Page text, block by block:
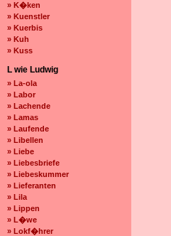
» K�ken
» Kuenstler
» Kuerbis
» Kuh
» Kuss
L wie Ludwig
» La-ola
» Labor
» Lachende
» Lamas
» Laufende
» Libellen
» Liebe
» Liebesbriefe
» Liebeskummer
» Lieferanten
» Lila
» Lippen
» L�we
» Lokf�hrer